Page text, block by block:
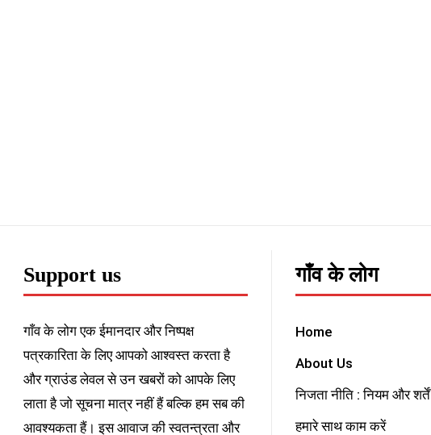
Support us
गाँव के लोग एक ईमानदार और निष्पक्ष
पत्रकारिता के लिए आपको आश्वस्त करता है
और ग्राउंड लेवल से उन खबरों को आपके लिए
लाता है जो सूचना मात्र नहीं हैं बल्कि हम सब की
आवश्यकता हैं। इस आवाज की स्वतन्त्रता और
गाँव के लोग
Home
About Us
निजता नीति : नियम और शर्तें
हमारे साथ काम करें